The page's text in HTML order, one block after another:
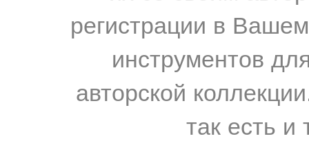
регистрации в
инструментов
авторской
так есть и